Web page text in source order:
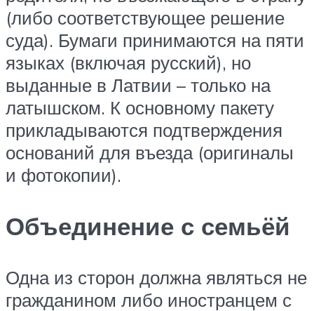
(либо соответствующее решение
суда). Бумаги принимаются на пяти
языках (включая русский), но
выданные в Латвии – только на
латышском. К основному пакету
прикладываются подтверждения
оснований для въезда (оригиналы
и фотокопии).
Объединение с семьёй
Одна из сторон должна являться не
гражданином либо иностранцем с